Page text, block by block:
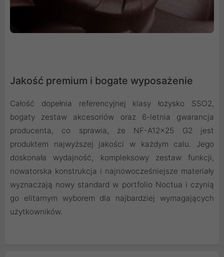
Jakość premium i bogate wyposażenie
Całość dopełnia referencyjnej klasy łożysko SSO2,
bogaty zestaw akcesoriów oraz 6-letnia gwarancja
producenta, co sprawia, że NF-A12x25 G2 jest
produktem najwyższej jakości w każdym calu. Jego
doskonała wydajność, kompleksowy zestaw funkcji,
nowatorska konstrukcja i najnowocześniejsze materiały
wyznaczają nowy standard w portfolio Noctua i czynią
go elitarnym wyborem dla najbardziej wymagających
użytkowników.